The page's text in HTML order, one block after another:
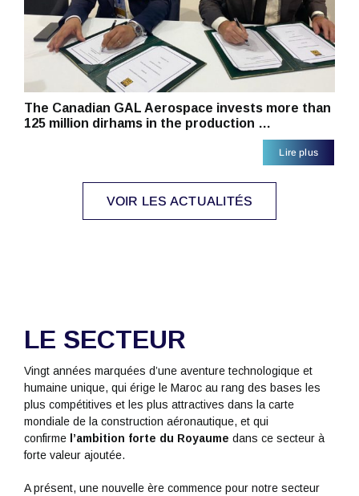
The Canadian GAL Aerospace invests more than
125 million dirhams in the production …
Lire plus
VOIR LES ACTUALITÉS
LE SECTEUR
Vingt années marquées d’une aventure technologique et
humaine unique, qui érige le Maroc au rang des bases les
plus compétitives et les plus attractives dans la carte
mondiale de la construction aéronautique, et qui
confirme l’ambition forte du Royaume dans ce secteur à
forte valeur ajoutée.
A présent, une nouvelle ère commence pour notre secteur